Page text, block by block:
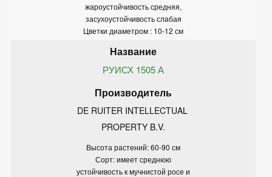
жароустойчивость средняя,
засухоустойчивость слабая
Цветки диаметром : 10-12 см
РУИСХ 1505 А
DE RUITER INTELLECTUAL
PROPERTY B.V.
Высота растений: 60-90 см
Сорт: имеет среднюю
устойчивость к мучнистой росе и